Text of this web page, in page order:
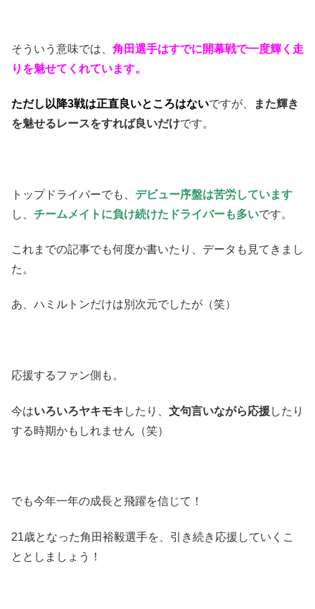
そういう意味では、 角田選手はすでに開幕戦で一度輝く走
りを魅せてくれています。
ただし以降3戦は正直良いところはないですが、
また輝き
を魅せるレースをすれば良いだけです。
トップドライバーでも、 デビュー序盤は苦労しています
し、 チームメイトに負け続けたドライバーも多いです。
これまでの記事でも何度か書いたり、データも見てきまし
た。
あ、ハミルトンだけは別次元でしたが（笑）
応援するファン側も。
今はいろいろヤキモキ したり、 文句言いながら応援したり
する時期かもしれません（笑）
でも今年一年の成長と飛躍を信じて！
21歳となった角田裕毅選手を、引き続き応援していくこ
ととしましょう！